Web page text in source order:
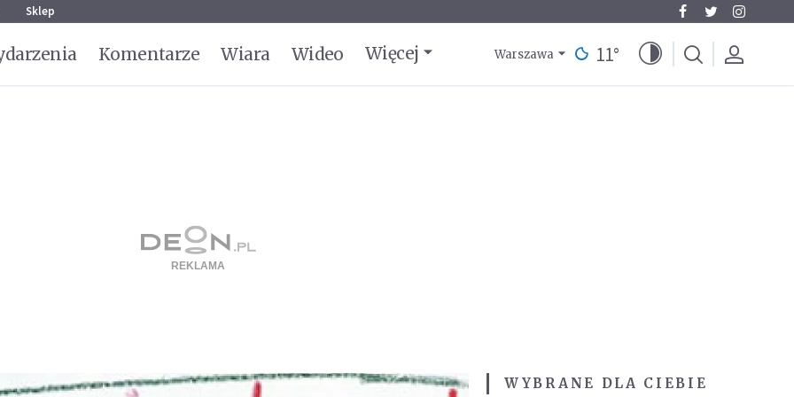
Sklep
Komentarze Wiara Wideo Więcej Warszawa 11°
WYBRANE DLA CIEBIE